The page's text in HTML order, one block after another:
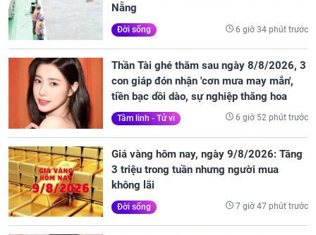
Nẵng
Đời sống 6 giờ 34 phút trước
Thần Tài ghé thăm sau ngày 8/8/2026, 3
con giáp đón nhận 'cơn mưa may mắn',
tiền bạc dồi dào, sự nghiệp thăng hoa
Tâm linh - Tử vi 6 giờ 52 phút trước
Giá vàng hôm nay, ngày 9/8/2026: Tăng
3 triệu trong tuần nhưng người mua
không lãi
Đời sống 7 giờ 47 phút trước